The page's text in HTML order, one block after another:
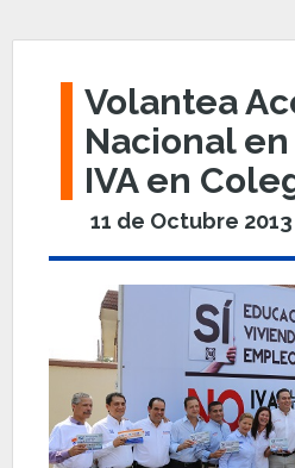
Volantea
Nacional
IVA en
11 de Octubre 2013